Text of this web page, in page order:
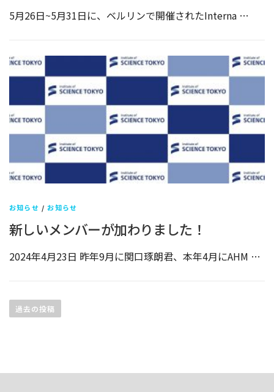
5月26日~5月31日に、ベルリンで開催されたInterna …
お知らせ /お知らせ
新しいメンバーが加わりました！
2024年4月23日 昨年9月に関口琢朗君、本年4月にAHM …
稿
ナ
ー
過去の投稿